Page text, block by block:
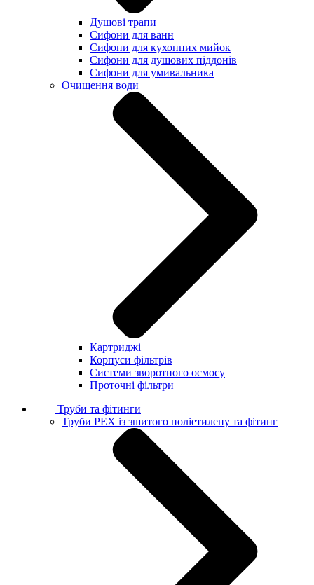
Душові трапи
Сифони для ванн
Сифони для кухонних мийок
Сифони для душових піддонів
Сифони для умивальника
Очищення води
Картриджі
Корпуси фільтрів
Системи зворотного осмосу
Проточні фільтри
Труби та фітинги
Труби PEX із зшитого поліетилену та фітинг